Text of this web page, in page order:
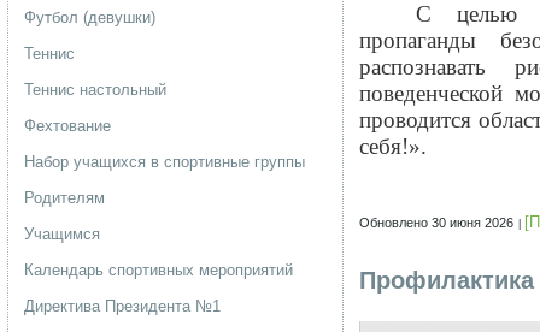
Футбол (девушки)
Теннис
Теннис настольный
Фехтование
Набор учащихся в спортивные группы
Родителям
Учащимся
Календарь спортивных мероприятий
Директива Президента №1
С целью
пропаганды
распознавать
поведенческой
проводится
себя!».
Обновлено 30 июня 2026